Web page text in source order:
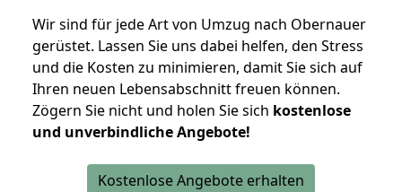
Wir sind für jede Art von Umzug nach Obernauer
gerüstet. Lassen Sie uns dabei helfen, den Stress
und die Kosten zu minimieren, damit Sie sich auf
Ihren neuen Lebensabschnitt freuen können.
Zögern Sie nicht und holen Sie sich kostenlose
und unverbindliche Angebote!
Kostenlose Angebote erhalten